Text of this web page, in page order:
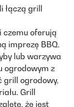
grill
czemu oferują
imprezę BBQ.
lub warzywa
ogrodowym z
grill ogrodowy,
Grill
że jest